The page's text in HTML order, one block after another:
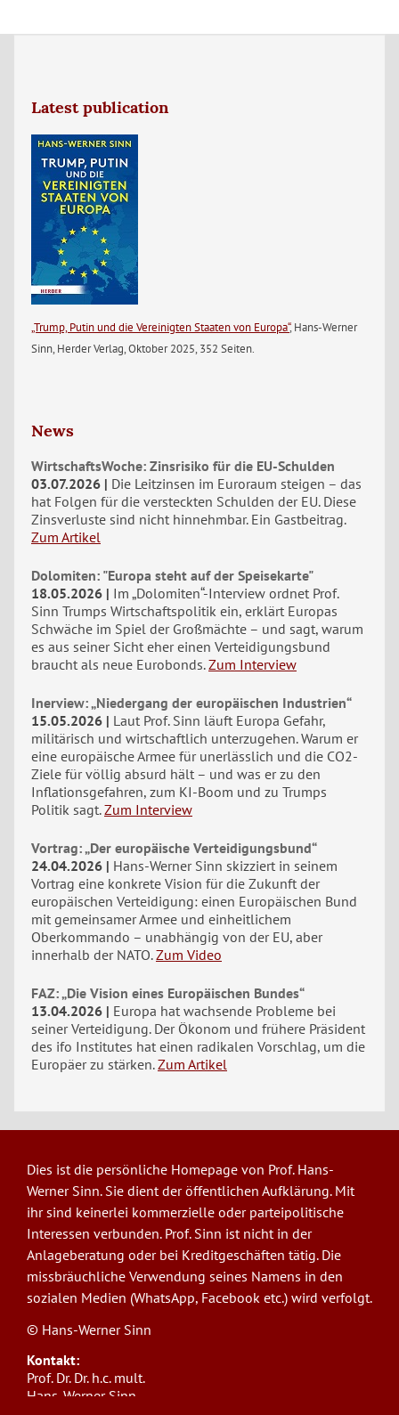
Latest publication
„Trump, Putin und die Vereinigten Staaten von Europa“, Hans-Werner
Sinn, Herder Verlag, Oktober 2025, 352 Seiten.
News
WirtschaftsWoche: Zinsrisiko für die EU-Schulden
03.07.2026
Die Leitzinsen im Euroraum steigen – das
hat Folgen für die versteckten Schulden der EU. Diese
Zinsverluste sind nicht hinnehmbar. Ein Gastbeitrag.
Zum Artikel
Dolomiten: "Europa steht auf der Speisekarte"
18.05.2026
Im „Dolomiten“-Interview ordnet Prof.
Sinn Trumps Wirtschaftspolitik ein, erklärt Europas
Schwäche im Spiel der Großmächte – und sagt, warum
es aus seiner Sicht eher einen Verteidigungsbund
braucht als neue Eurobonds. Zum Interview
Inerview: „Niedergang der europäischen Industrien“
15.05.2026
Laut Prof. Sinn läuft Europa Gefahr,
militärisch und wirtschaftlich unterzugehen. Warum er
eine europäische Armee für unerlässlich und die CO2-
Ziele für völlig absurd hält – und was er zu den
Inflationsgefahren, zum KI-Boom und zu Trumps
Politik sagt. Zum Interview
Vortrag: „Der europäische Verteidigungsbund“
24.04.2026
Hans-Werner Sinn skizziert in seinem
Vortrag eine konkrete Vision für die Zukunft der
europäischen Verteidigung: einen Europäischen Bund
mit gemeinsamer Armee und einheitlichem
Oberkommando – unabhängig von der EU, aber
innerhalb der NATO. Zum Video
FAZ: „Die Vision eines Europäischen Bundes“
13.04.2026
Europa hat wachsende Probleme bei
seiner Verteidigung. Der Ökonom und frühere Präsident
des ifo Institutes hat einen radikalen Vorschlag, um die
Europäer zu stärken. Zum Artikel
Dies ist die persönliche Homepage von Prof. Hans-
Werner Sinn. Sie dient der öffentlichen Aufklärung. Mit
ihr sind keinerlei kommerzielle oder parteipolitische
Interessen verbunden. Prof. Sinn ist nicht in der
Anlageberatung oder bei Kreditgeschäften tätig. Die
missbräuchliche Verwendung seines Namens in den
sozialen Medien (WhatsApp, Facebook etc.) wird verfolgt.
© Hans-Werner Sinn
Kontakt:
Prof. Dr. Dr. h.c. mult.
Hans-Werner Sinn,